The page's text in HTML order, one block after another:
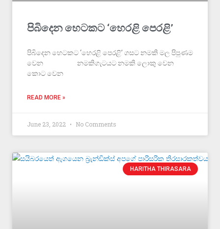
පිබිදෙන හෙටකට ‘හෙරළි පෙරළි’
පිබිදෙන හෙටකට ‘හෙරළි පෙරළි’ ගසට නමකි මල පිපුණම
වෙන නමකිගැටයට නමකි ලොකු වෙන
කොට වෙන
READ MORE »
June 23, 2022 No Comments
HARITHA THIRASARA